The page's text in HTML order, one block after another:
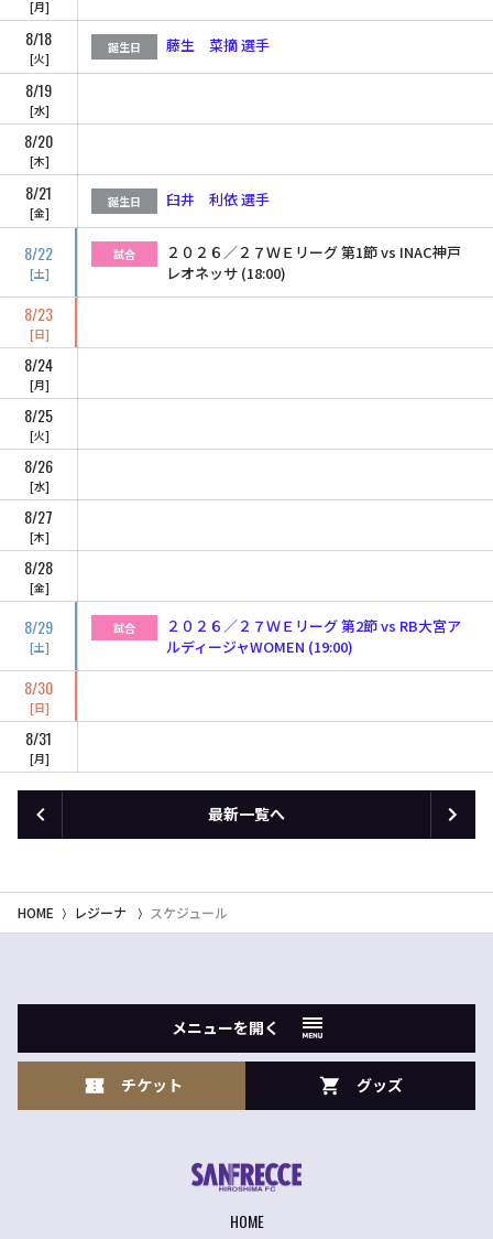
月
8/18
火
誕生日 藤生 菜摘 選手
8/19
水
8/20
木
8/21
金
誕生日 臼井 利依 選手
8/22
土
試合
２０２６／２７ＷＥリーグ 第1節 vs INAC神戸
レオネッサ (18:00)
8/23
日
8/24
月
8/25
火
8/26
水
8/27
木
8/28
金
8/29
土
試合
２０２６／２７ＷＥリーグ 第2節 vs RB大宮ア
ルディージャWOMEN (19:00)
8/30
日
8/31
月
最新一覧へ
HOME レジーナ スケジュール
メニューを開く
チケット グッズ
HOME